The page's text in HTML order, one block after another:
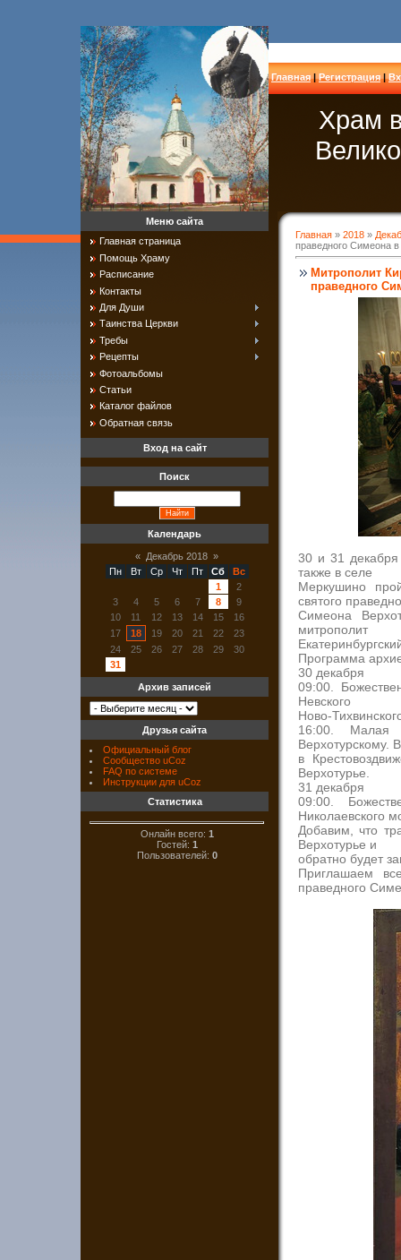
Главная|Регистрация|
Храм
Главная » 2018 »
праведного Симеона
Митрополит
праведного
30 и 31 декабря
также в селе
Меркушино
святого
Симеона
митрополит
Программа
30 декабря
09:00.
Невского
Ново-
16:00. Малая
Верхотурскому.
в
Верхотурье.
31 декабря
09:00.
Николаевского
Добавим, что
Верхотурье и
обратно будет
Приглашаем
праведного
Меню сайта
Главная страница
Помощь Храму
Расписание
Контакты
Для Души
Таинства Церкви
Требы
Рецепты
Фотоальбомы
Статьи
Каталог файлов
Обратная связь
Вход на сайт
Поиск
Календарь
« Декабрь 2018 »
Пн
Вт Ср Чт Пт Сб
Вс
1
2
3
4 5 6 7 8
9
10
11 12 13 14 15
16
17
18 19 20 21 22
23
24
25 26 27 28 29
30
31
Архив записей
Друзья сайта
Официальный блог
Сообщество uCoz
FAQ по системе
Инструкции для uCoz
Статистика
Онлайн всего: 1
Гостей: 1
Пользователей: 0